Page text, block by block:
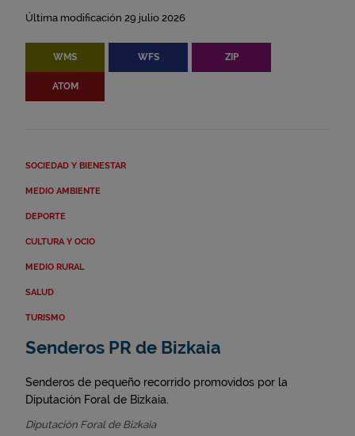
Última modificación 29 julio 2026
WMS WFS ZIP
ATOM
SOCIEDAD Y BIENESTAR
MEDIO AMBIENTE
DEPORTE
CULTURA Y OCIO
MEDIO RURAL
SALUD
TURISMO
Senderos PR de Bizkaia
Senderos de pequeño recorrido promovidos por la
Diputación Foral de Bizkaia.
Diputación Foral de Bizkaia